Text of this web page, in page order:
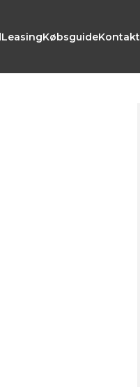
LeasingKøbsguideKontakt